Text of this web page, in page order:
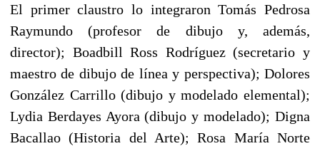
El primer claustro lo integraron Tomás Pedrosa
Raymundo (profesor de dibujo y, además,
director); Boadbill Ross Rodríguez (secretario y
maestro de dibujo de línea y perspectiva); Dolores
González Carrillo (dibujo y modelado elemental);
Lydia Berdayes Ayora (dibujo y modelado); Digna
Bacallao (Historia del Arte); Rosa María Norte